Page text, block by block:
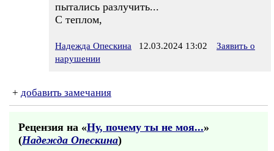
пытались разлучить...
С теплом,
Надежда Опескина 12.03.2024 13:02
Заявить о
нарушении
+ добавить замечания
Рецензия на «Ну, почему ты не моя...»
(Надежда Опескина)